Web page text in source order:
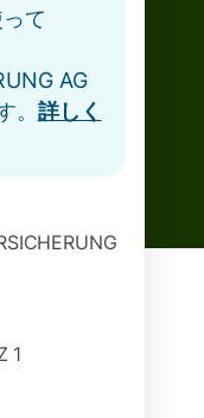
て
AG
。 詳しく
1